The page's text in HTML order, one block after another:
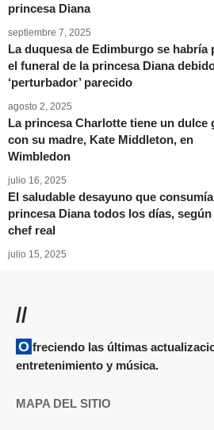
princesa Diana
septiembre 7, 2025
La duquesa de Edimburgo se habría
el funeral de la princesa Diana
‘perturbador’ parecido
agosto 2, 2025
La princesa Charlotte tiene un dulce
con su madre, Kate Middleton, en
Wimbledon
julio 16, 2025
El saludable desayuno que
princesa Diana todos los días, según
chef real
julio 15, 2025
//
Ofreciendo las últimas actualizaciones y noticias sobre
entretenimiento y música.
MAPA DEL SITIO